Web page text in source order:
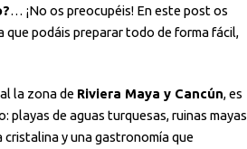
… ¡No os preocupéis! En este post os
que podáis preparar todo de forma fácil,
la zona de Riviera Maya y Cancún, es
playas de aguas turquesas, ruinas mayas
cristalina y una gastronomía que